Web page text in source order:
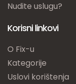
Nudite uslugu?
Korisni linkovi
O Fix-u
Kategorije
Uslovi korištenja